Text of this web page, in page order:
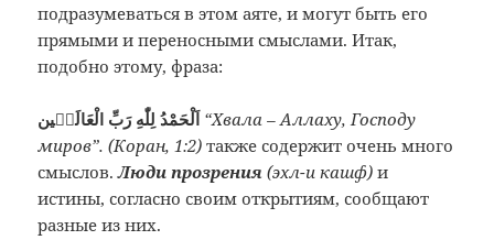
подразумеваться в этом аяте, и могут быть его
прямыми и переносными смыслами. Итак,
подобно этому, фраза:
“Хвала – Аллаху, Господу
миров”. (Коран, 1:2) также содержит очень много
смыслов.Люди прозрения (эхл-и кашф) и
истины, согласно своим открытиям, сообщают
разные из них.